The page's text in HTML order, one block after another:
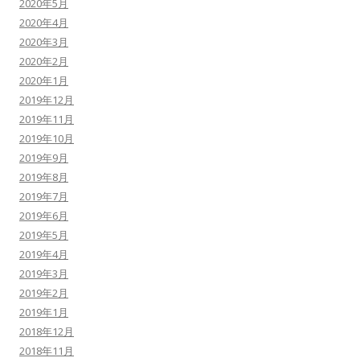
2020年5月
2020年4月
2020年3月
2020年2月
2020年1月
2019年12月
2019年11月
2019年10月
2019年9月
2019年8月
2019年7月
2019年6月
2019年5月
2019年4月
2019年3月
2019年2月
2019年1月
2018年12月
2018年11月